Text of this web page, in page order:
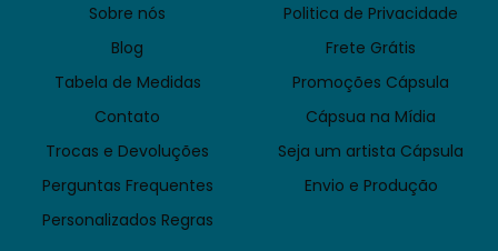
Sobre nós
Blog
Tabela de Medidas
Contato
Trocas e Devoluções
Perguntas Frequentes
Personalizados Regras
Politica de Privacidade
Frete Grátis
Promoções Cápsula
Cápsua na Mídia
Seja um artista Cápsula
Envio e Produção